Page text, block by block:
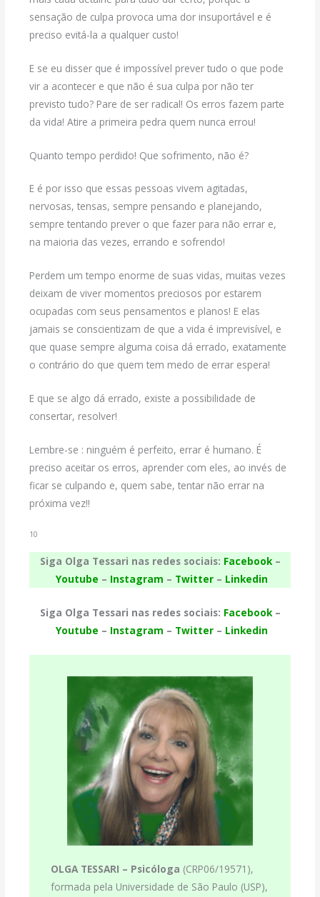
sensação de culpa provoca uma dor insuportável e é
preciso evitá-la a qualquer custo!
E se eu disser que é impossível prever tudo o que pode
vir a acontecer e que não é sua culpa por não ter
previsto tudo? Pare de ser radical! Os erros fazem parte
da vida! Atire a primeira pedra quem nunca errou!
Quanto tempo perdido! Que sofrimento, não é?
E é por isso que essas pessoas vivem agitadas,
nervosas, tensas, sempre pensando e planejando,
sempre tentando prever o que fazer para não errar e,
na maioria das vezes, errando e sofrendo!
Perdem um tempo enorme de suas vidas, muitas vezes
deixam de viver momentos preciosos por estarem
ocupadas com seus pensamentos e planos! E elas
jamais se conscientizam de que a vida é imprevisível, e
que quase sempre alguma coisa dá errado, exatamente
o contrário do que quem tem medo de errar espera!
E que se algo dá errado, existe a possibilidade de
consertar, resolver!
Lembre-se : ninguém é perfeito, errar é humano. É
preciso aceitar os erros, aprender com eles, ao invés de
ficar se culpando e, quem sabe, tentar não errar na
próxima vez!!
10
Siga Olga Tessari nas redes sociais: Facebook–
Youtube – Instagram – Twitter– Linkedin
Siga Olga Tessari nas redes sociais: Facebook–
Youtube – Instagram – Twitter– Linkedin
OLGA TESSARI – Psicóloga (CRP06/19571),
formada pela Universidade de São Paulo (USP),